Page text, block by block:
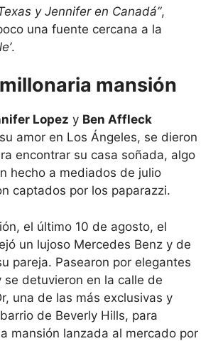
y Jennifer en Canadá”,
una fuente cercana a la
.
mansión
Lopez y Ben Affleck
amor en Los Ángeles, se dieron
encontrar su casa soñada, algo
hecho a mediados de julio
captados por los paparazzi.
el último 10 de agosto, el
un lujoso Mercedes Benz y de
pareja. Pasearon por elegantes
se detuvieron en la calle de
una de las más exclusivas y
de Beverly Hills, para
mansión lanzada al mercado por